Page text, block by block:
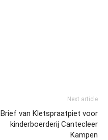
Next article
Brief van Kletspraatpiet voor
kinderboerderij Cantecleer
Kampen